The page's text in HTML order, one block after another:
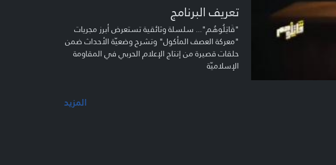
تعريف البرنامج
"قَاتِلُوهُم"... سلسلة وثائقية تستعرض أبرز مجريات
"معركة العصف المأكول" وتشرح وضعيّة الأحداث ضمن
حلقات قصيرة من إنتاج الإعلام الحربي في المقاومة
الإسلاميّة
المزيد